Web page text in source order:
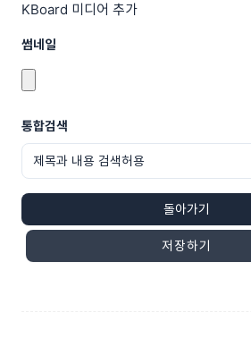
KBoard 미디어 추가
썸네일
통합검색
돌아가기
저장하기